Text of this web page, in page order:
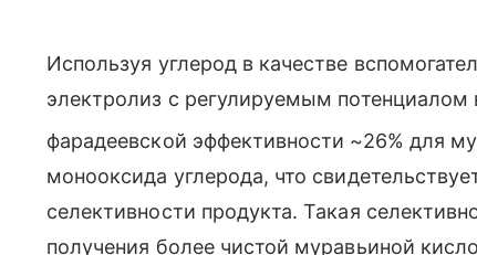
Используя углерод в качестве
электролиз с регулируемым потенциалом
фарадеевской эффективности ~26% для
монооксида углерода, что
селективности продукта. Такая
получения более чистой муравьиной